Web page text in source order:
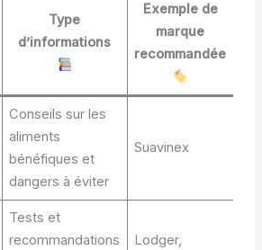
Type
d’informations
Exemple de
marque
recommandée
Conseils sur les
aliments
bénéfiques et
dangers à éviter
Suavinex
Tests et
recommandations
Lodger,